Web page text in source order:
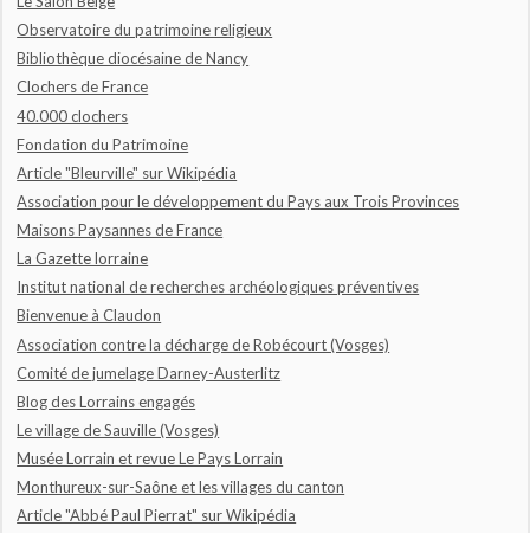
Observatoire du patrimoine religieux
Bibliothèque diocésaine de Nancy
Clochers de France
40.000 clochers
Fondation du Patrimoine
Article "Bleurville" sur Wikipédia
Association pour le développement du Pays aux Trois Provinces
Maisons Paysannes de France
La Gazette lorraine
Institut national de recherches archéologiques préventives
Bienvenue à Claudon
Association contre la décharge de Robécourt (Vosges)
Comité de jumelage Darney-Austerlitz
Blog des Lorrains engagés
Le village de Sauville (Vosges)
Musée Lorrain et revue Le Pays Lorrain
Monthureux-sur-Saône et les villages du canton
Article "Abbé Paul Pierrat" sur Wikipédia